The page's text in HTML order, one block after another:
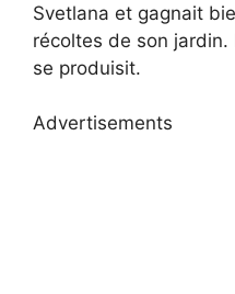
Svetlana et gagnait
récoltes de son
se produisit.
Advertisements